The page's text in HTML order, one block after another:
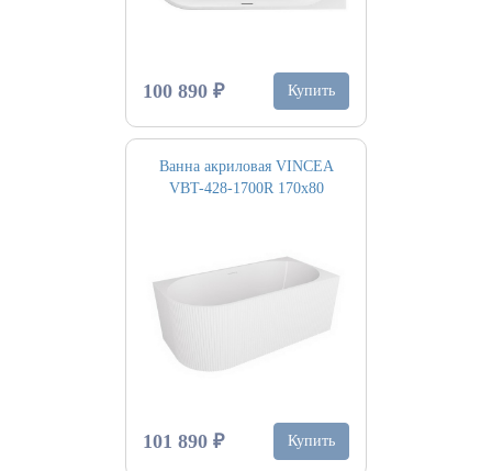
100 890 ₽ Купить
Ванна акриловая VINCEA
VBT-428-1700R 170х80
101 890 ₽ Купить